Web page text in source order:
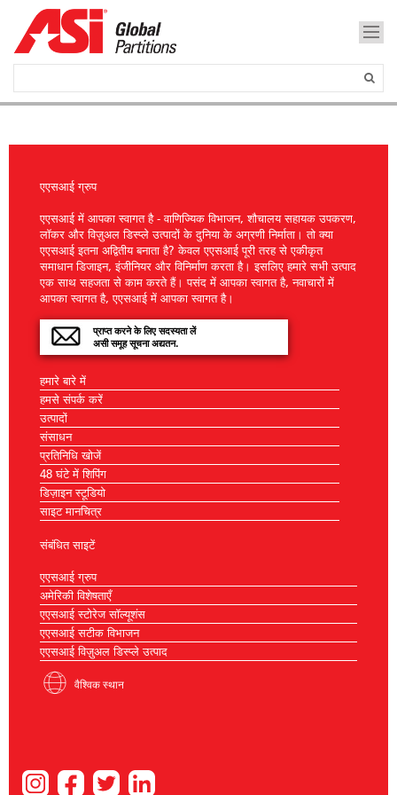
एएसआई ग्रुप
एएसआई में आपका स्वागत है - वाणिज्यिक विभाजन, शौचालय सहायक उपकरण,
लॉकर और विज़ुअल डिस्प्ले उत्पादों के दुनिया के अग्रणी निर्माता। तो क्या
एएसआई इतना अद्वितीय बनाता है? केवल एएसआई पूरी तरह से एकीकृत
समाधान डिजाइन, इंजीनियर और विनिर्माण करता है। इसलिए हमारे सभी उत्पाद
एक साथ सहजता से काम करते हैं। पसंद में आपका स्वागत है, नवाचारों में
आपका स्वागत है, एएसआई में आपका स्वागत है।
प्राप्त करने के लिए सदस्यता लें
असी समूह सूचना अद्यतन.
हमारे बारे में
हमसे संपर्क करें
उत्पादों
संसाधन
प्रतिनिधि खोजें
48 घंटे में शिपिंग
डिज़ाइन स्टूडियो
साइट मानचित्र
संबंधित साइटें
एएसआई ग्रुप
अमेरिकी विशेषताएँ
एएसआई स्टोरेज सॉल्यूशंस
एएसआई सटीक विभाजन
एएसआई विज़ुअल डिस्प्ले उत्पाद
वैश्विक स्थान